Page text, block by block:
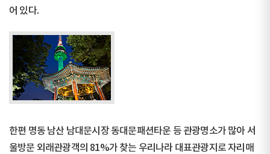
어 있다.
한편 명동 남산 남대문시장 동대문패션타운 등 관광명소가 많아 서
울방문 외래관광객의 81%가 찾는 우리나라 대표관광지로 자리매